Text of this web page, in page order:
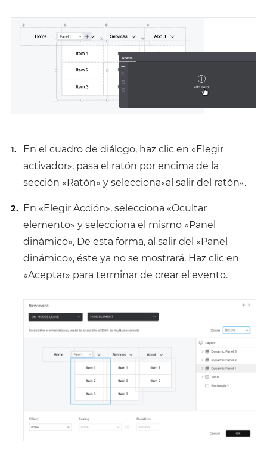
En el cuadro de diálogo, haz clic en «Elegir
activador», pasa el ratón por encima de la
sección «Ratón» y selecciona«al salir del ratón«.
En «Elegir Acción», selecciona «Ocultar
elemento» y selecciona el mismo «Panel
dinámico», De esta forma, al salir del «Panel
dinámico», éste ya no se mostrará. Haz clic en
«Aceptar» para terminar de crear el evento.